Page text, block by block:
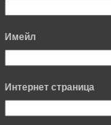
Имейл
Интернет страница